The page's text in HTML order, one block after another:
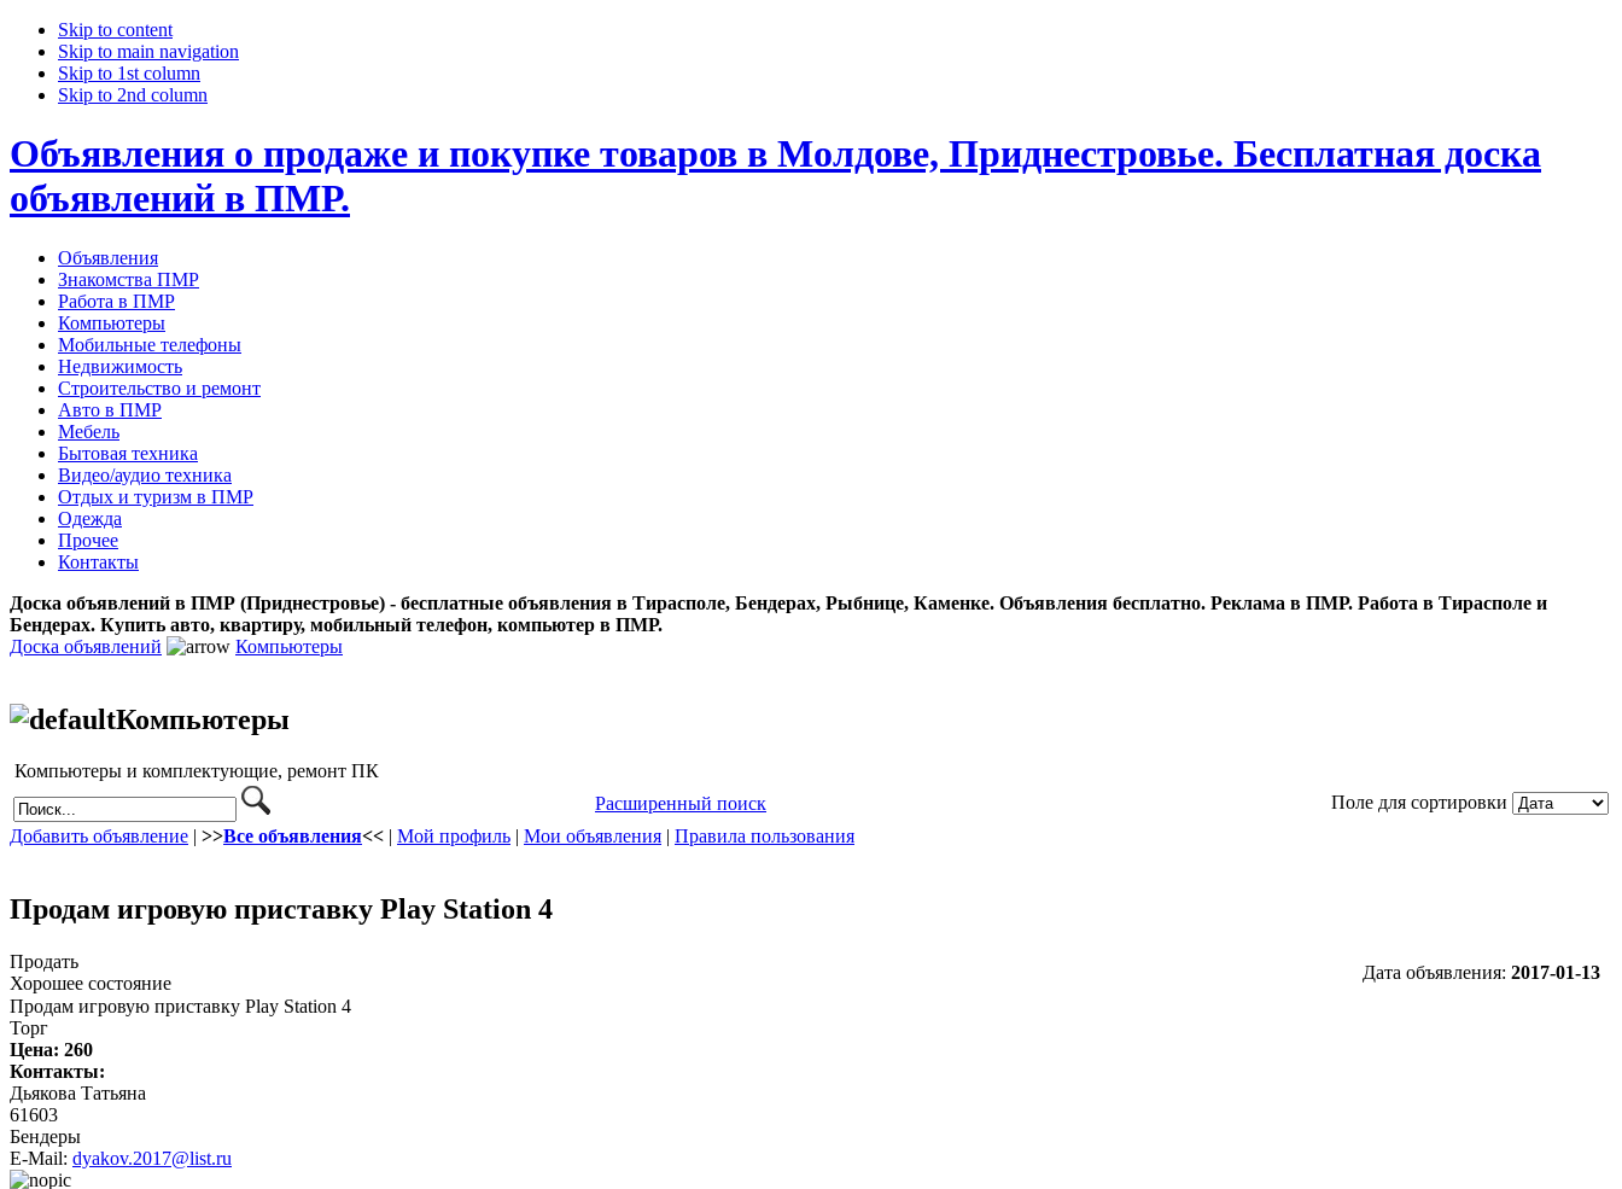
Skip to content
Skip to main navigation
Skip to 1st column
Skip to 2nd column
Объявления о продаже и покупке товаров в Молдове, Приднестровье. Бесплатная доска
объявлений в ПМР.
Объявления
Знакомства ПМР
Работа в ПМР
Компьютеры
Мобильные телефоны
Недвижимость
Строительство и ремонт
Авто в ПМР
Мебель
Бытовая техника
Видео/аудио техника
Отдых и туризм в ПМР
Одежда
Прочее
Контакты
Доска объявлений в ПМР (Приднестровье) - бесплатные объявления в Тирасполе, Бендерах, Рыбнице, Каменке. Объявления бесплатно. Реклама в ПМР. Работа в Тирасполе и
Бендерах. Купить авто, квартиру, мобильный телефон, компьютер в ПМР.
Доска объявлений
Компьютеры
Компьютеры
Компьютеры и комплектующие, ремонт ПК
Расширенный поиск
Поле для сортировки
Добавить объявление | >>Все объявления<< | Мой профиль | Мои объявления | Правила пользования
Продам игровую приставку Play Station 4
Продать
Хорошее состояние
Дата объявления: 2017-01-13
Продам игровую приставку Play Station 4
Торг
Цена: 260
Контакты:
Дьякова Татьяна
61603
Бендеры
E-Mail: dyakov.2017@list.ru